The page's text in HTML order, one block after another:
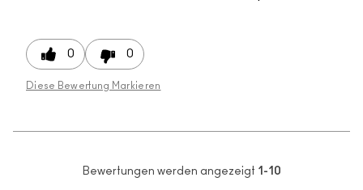
0 0
Diese Bewertung Markieren
Bewertungen werden angezeigt 1-10